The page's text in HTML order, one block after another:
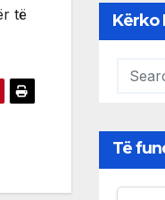
të
Kërko
Të